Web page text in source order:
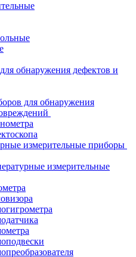
обнаружения дефектов и
для обнаружения
измерительные приборы
измерительные